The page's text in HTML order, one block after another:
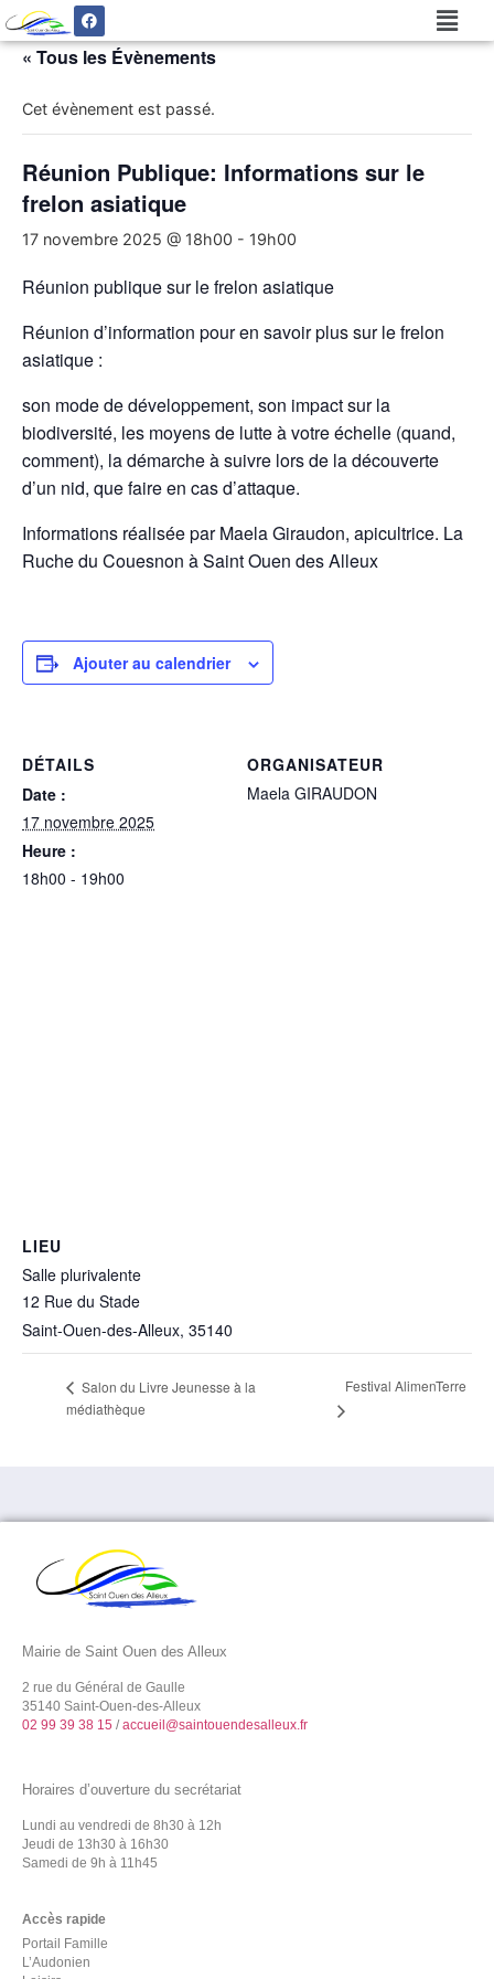
« Tous les Évènements
Cet évènement est passé.
Réunion Publique: Informations sur le
frelon asiatique
17 novembre 2025 @ 18h00 - 19h00
Réunion publique sur le frelon asiatique
Réunion d’information pour en savoir plus sur le frelon
asiatique :
son mode de développement, son impact sur la
biodiversité, les moyens de lutte à votre échelle (quand,
comment), la démarche à suivre lors de la découverte
d’un nid, que faire en cas d’attaque.
Informations réalisée par Maela Giraudon, apicultrice. La
Ruche du Couesnon à Saint Ouen des Alleux
Ajouter au calendrier
DÉTAILS
Date :
17 novembre 2025
Heure :
18h00 - 19h00
ORGANISATEUR
Maela GIRAUDON
LIEU
Salle plurivalente
12 Rue du Stade
Saint-Ouen-des-Alleux, 35140
Salon du Livre Jeunesse à la
médiathèque
Festival AlimenTerre
Mairie de Saint Ouen des Alleux
2 rue du Général de Gaulle
35140 Saint-Ouen-des-Alleux
02 99 39 38 15 /accueil@saintouendesalleux.fr
Horaires d’ouverture du secrétariat
Lundi au vendredi de 8h30 à 12h
Jeudi de 13h30 à 16h30
Samedi de 9h à 11h45
Accès rapide
Portail Famille
L’Audonien